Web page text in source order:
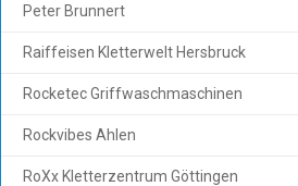
Peter Brunnert
Raiffeisen Kletterwelt Hersbruck
Rocketec Griffwaschmaschinen
Rockvibes Ahlen
RoXx Kletterzentrum Göttingen